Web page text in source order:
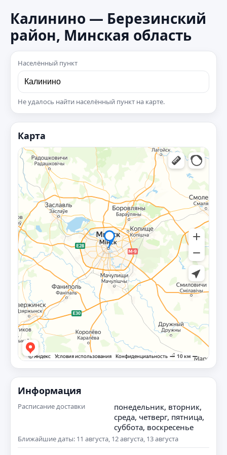
Калинино — Березинский
район, Минская область
Населённый пункт
Не удалось найти населённый пункт на карте.
Карта
Информация
Расписание доставки
понедельник, вторник,
среда, четверг, пятница,
суббота, воскресенье
Ближайшие даты: 11 августа, 12 августа, 13 августа